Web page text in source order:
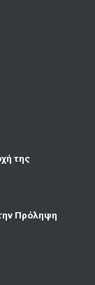
της
Πρόληψη